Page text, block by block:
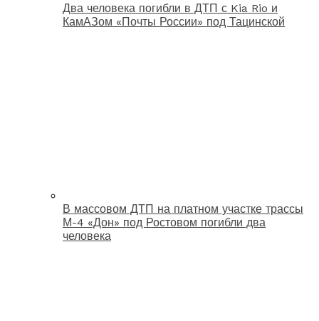
Два человека погибли в ДТП с Kia Rio и
КамАЗом «Почты России» под Тацинской
В массовом ДТП на платном участке трассы
М-4 «Дон» под Ростовом погибли два
человека